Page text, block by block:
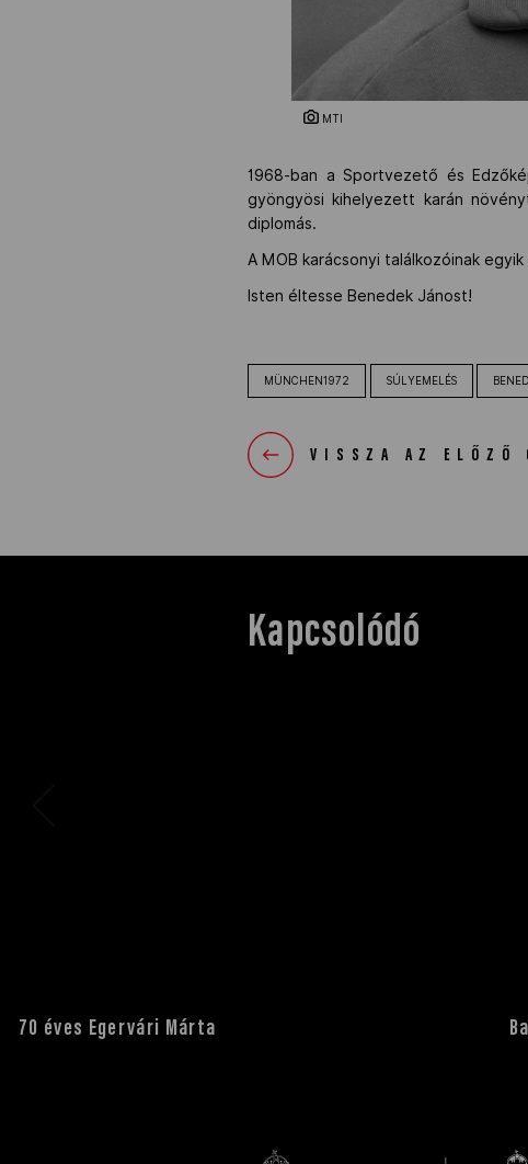
MTI
1968-ban a Sportvezető és
gyöngyösi kihelyezett karán
diplomás.
A MOB karácsonyi találkozóinak
Isten éltesse Benedek Jánost!
MÜNCHEN1972 SÚLYEMELÉS
VISSZA AZ ELŐZŐ
Kapcsolódó
70 éves Egervári Márta